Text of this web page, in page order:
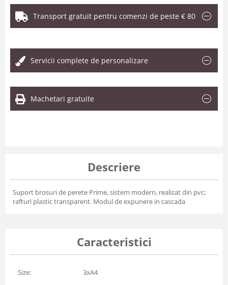
Transport gratuit pentru comenzi de peste € 80
Servicii complete de personalizare
Machetari gratuite
Descriere
Suport brosuri de perete Prime, sistem modern, realizat din pvc;
rafturi plastic transparent. Modul de expunere in cascada
Caracteristici
Size: 3xA4